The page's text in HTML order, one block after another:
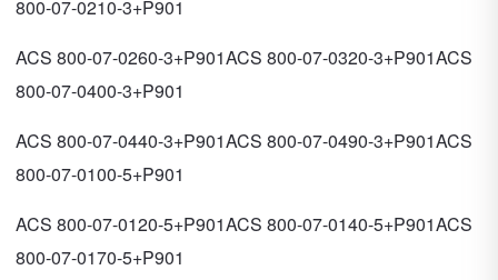
800-07-0210-3+P901
ACS 800-07-0260-3+P901ACS 800-07-0320-3+P901ACS
800-07-0400-3+P901
ACS 800-07-0440-3+P901ACS 800-07-0490-3+P901ACS
800-07-0100-5+P901
ACS 800-07-0120-5+P901ACS 800-07-0140-5+P901ACS
800-07-0170-5+P901